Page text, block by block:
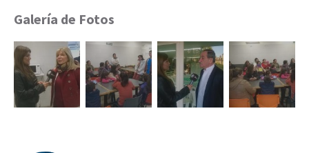
Galería de Fotos